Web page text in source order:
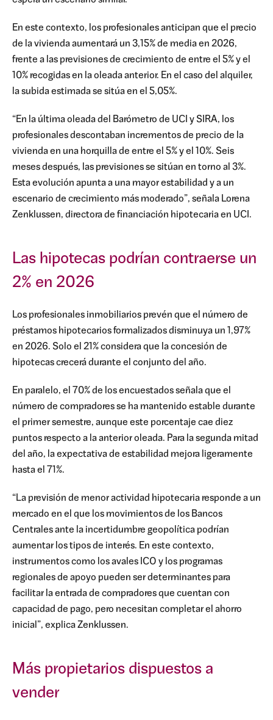
En este contexto, los profesionales anticipan que el precio
de la vivienda aumentará un 3,15% de media en 2026,
frente a las previsiones de crecimiento de entre el 5% y el
10% recogidas en la oleada anterior. En el caso del alquiler,
la subida estimada se sitúa en el 5,05%.
“En la última oleada del Barómetro de UCI y SIRA, los
profesionales descontaban incrementos de precio de la
vivienda en una horquilla de entre el 5% y el 10%. Seis
meses después, las previsiones se sitúan en torno al 3%.
Esta evolución apunta a una mayor estabilidad y a un
escenario de crecimiento más moderado”, señala Lorena
Zenklussen, directora de financiación hipotecaria en UCI.
Las hipotecas podrían contraerse un
2% en 2026
Los profesionales inmobiliarios prevén que el número de
préstamos hipotecarios formalizados disminuya un 1,97%
en 2026. Solo el 21% considera que la concesión de
hipotecas crecerá durante el conjunto del año.
En paralelo, el 70% de los encuestados señala que el
número de compradores se ha mantenido estable durante
el primer semestre, aunque este porcentaje cae diez
puntos respecto a la anterior oleada. Para la segunda mitad
del año, la expectativa de estabilidad mejora ligeramente
hasta el 71%.
“La previsión de menor actividad hipotecaria responde a un
mercado en el que los movimientos de los Bancos
Centrales ante la incertidumbre geopolítica podrían
aumentar los tipos de interés. En este contexto,
instrumentos como los avales ICO y los programas
regionales de apoyo pueden ser determinantes para
facilitar la entrada de compradores que cuentan con
capacidad de pago, pero necesitan completar el ahorro
inicial”, explica Zenklussen.
Más propietarios dispuestos a
vender